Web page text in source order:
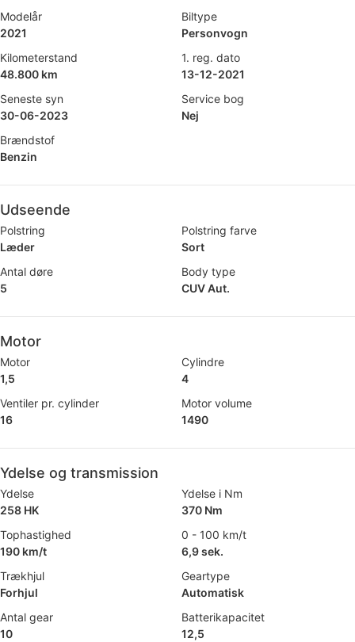
Modelår
2021
Biltype
Personvogn
Kilometerstand
48.800 km
1. reg. dato
13-12-2021
Seneste syn
30-06-2023
Service bog
Nej
Brændstof
Benzin
Udseende
Polstring
Læder
Polstring farve
Sort
Antal døre
5
Body type
CUV Aut.
Motor
Motor
1,5
Cylindre
4
Ventiler pr. cylinder
16
Motor volume
1490
Ydelse og transmission
Ydelse
258 HK
Ydelse i Nm
370 Nm
Tophastighed
190 km/t
0 - 100 km/t
6,9 sek.
Trækhjul
Forhjul
Geartype
Automatisk
Antal gear
10
Batterikapacitet
12,5